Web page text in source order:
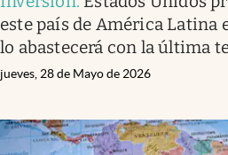
este país de América Latina
lo abastecerá con la última
jueves, 28 de Mayo de 2026